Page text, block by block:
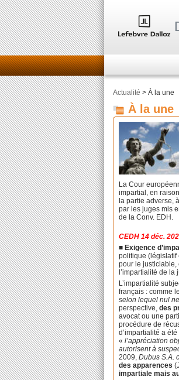
Actualité > À la une
À la une
La Cour
impartial, en
la partie adverse,
par les juges mis
de la Conv. EDH.
CEDH 14 déc.
■ Exigence
politique (législatif
pour le justiciable,
l’impartialité de
L’impartialité
français : comme
selon lequel nul
perspective,des
avocat ou une
procédure de
d’impartialité a
«l’appréciation
autorisent à
2009,Dubus S.A.
des apparences (
impartiale mais